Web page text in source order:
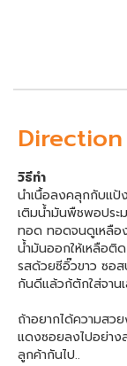
Direction
วิธีทำ
นำเนื้อลงคลุกกับแป้
เติมน้ำมันพืชพอประ
ทอด ทอดจนดูเหลือ
น้ำมันออกให้เหลือติ
รสด้วยซีอิ๊วขาว ซอ
กันดีแล้วก้ตักใส่จาน
ถ้าอยากได้ความสว
แดงซอยลงไปอย่าง
ลูกค้ากันไป..